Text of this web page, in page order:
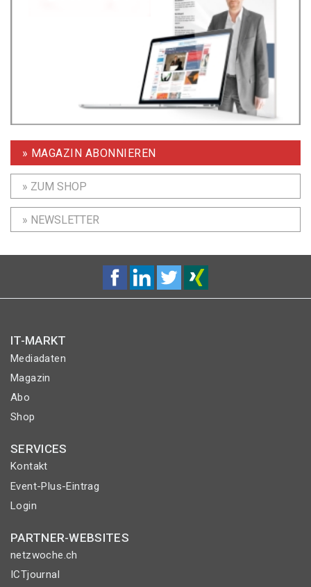
» MAGAZIN ABONNIEREN
» ZUM SHOP
» NEWSLETTER
IT-MARKT
Mediadaten
Magazin
Abo
Shop
SERVICES
Kontakt
Event-Plus-Eintrag
Login
PARTNER-WEBSITES
netzwoche.ch
ICTjournal